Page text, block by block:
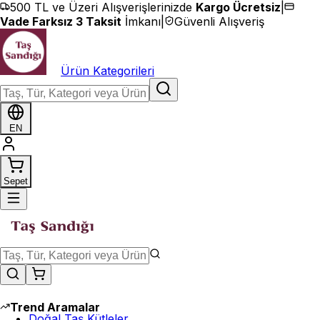
İçeriğe geç
500 TL ve Üzeri Alışverişlerinizde Kargo Ücretsiz
Vade Farksız 3 Taksit İmkanı Güvenli Alışveriş
Ürün Kategorileri
EN
Sepet
Trend Aramalar